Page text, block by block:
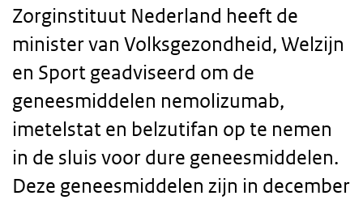
Zorginstituut Nederland heeft de
minister van Volksgezondheid, Welzijn
en Sport geadviseerd om de
geneesmiddelen nemolizumab,
imetelstat en belzutifan op te nemen
in de sluis voor dure geneesmiddelen.
Deze geneesmiddelen zijn in december